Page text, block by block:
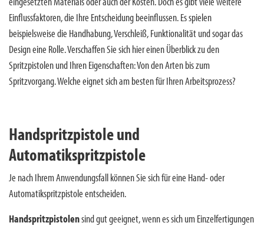
Deutschland
Einflussfaktoren, die Ihre Entscheidung beeinflussen. Es spielen
beispielsweise die Handhabung, Verschleiß, Funktionalität und sogar das
Design eine Rolle. Verschaffen Sie sich hier einen Überblick zu den
Spritzpistolen und Ihren Eigenschaften: Von den Arten bis zum
Spritzvorgang. Welche eignet sich am besten für Ihren Arbeitsprozess?
Handspritzpistole und
Automatikspritzpistole
Je nach Ihrem Anwendungsfall können Sie sich für eine Hand- oder
Automatikspritzpistole entscheiden.
Handspritzpistolensind gut geeignet, wenn es sich um Einzelfertigungen